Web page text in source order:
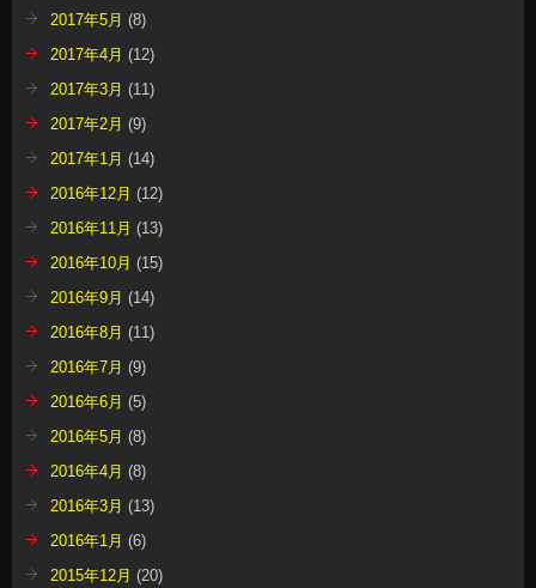
2017年5月 (8)
2017年4月 (12)
2017年3月 (11)
2017年2月 (9)
2017年1月 (14)
2016年12月 (12)
2016年11月 (13)
2016年10月 (15)
2016年9月 (14)
2016年8月 (11)
2016年7月 (9)
2016年6月 (5)
2016年5月 (8)
2016年4月 (8)
2016年3月 (13)
2016年1月 (6)
2015年12月 (20)